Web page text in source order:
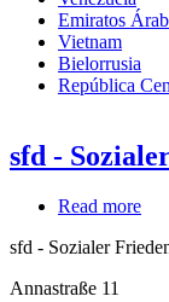
Emiratos
Vietnam
Bielorrusia
República
sfd -
Read more
-
sfd - Sozialer
Annastraße 11